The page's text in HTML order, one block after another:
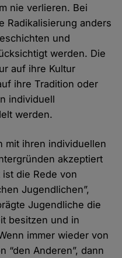
nie verlieren. Bei
Radikalisierung anders
und
werden. Die
auf ihre Kultur
ihre Tradition oder
individuell
werden.
mit ihren individuellen
akzeptiert
die Rede von
Jugendlichen”,
Jugendliche die
besitzen und in
immer wieder von
“den Anderen”, dann